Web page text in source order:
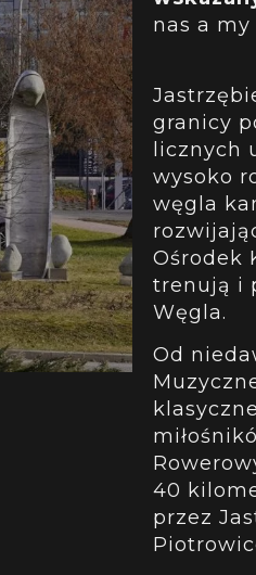
nas a
granicy
licznych
wysoko
węgla
Ośrodek
trenują i
Węgla.
Od
40
przez